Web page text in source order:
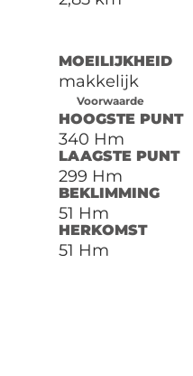
MOEILIJKHEID
makkelijk
Voorwaarde
HOOGSTE PUNT
340 Hm
LAAGSTE PUNT
299 Hm
BEKLIMMING
51 Hm
HERKOMST
51 Hm